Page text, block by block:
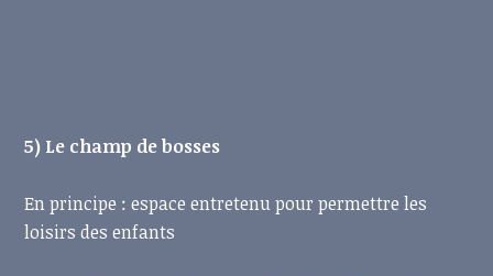
5) Le champ de bosses
En principe : espace entretenu pour permettre les
loisirs des enfants